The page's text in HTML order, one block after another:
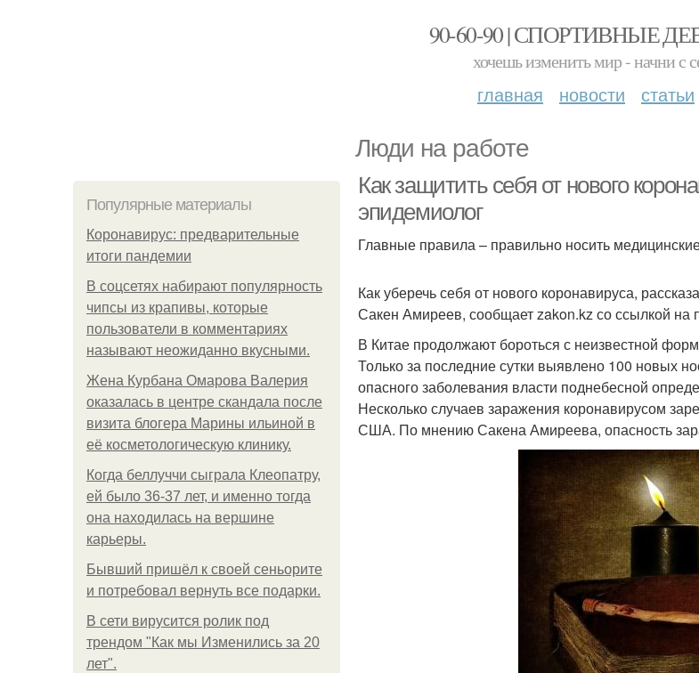
90-60-90 | СПОРТИВНЫЕ
хочешь изменить мир - начни с
главная новости статьи
Люди на работе
Популярные материалы
Коронавирус: предварительные
итоги пандемии
В соцсетях набирают популярность
чипсы из крапивы, которые
пользователи в комментариях
называют неожиданно вкусными.
Жена Курбана Омарова Валерия
оказалась в центре скандала после
визита блогера Марины ильиной в
её косметологическую клинику.
Когда беллуччи сыграла Клеопатру,
ей было 36-37 лет, и именно тогда
она находилась на вершине
карьеры.
Бывший пришёл к своей сеньорите
и потребовал вернуть все подарки.
В сети вирусится ролик под
трендом "Как мы Изменились за 20
лет".
Как защитить себя от нового
эпидемиолог
Главные правила – правильно носить
Как уберечь себя от нового коронавируса,
Сакен Амиреев, сообщает zakon.kz со ссылкой на
В Китае продолжают бороться с неизвестной
Только за последние сутки выявлено 100 новых
опасного заболевания власти поднебесной
Несколько случаев заражения коронавирусом
США. По мнению Сакена Амиреева, опасность